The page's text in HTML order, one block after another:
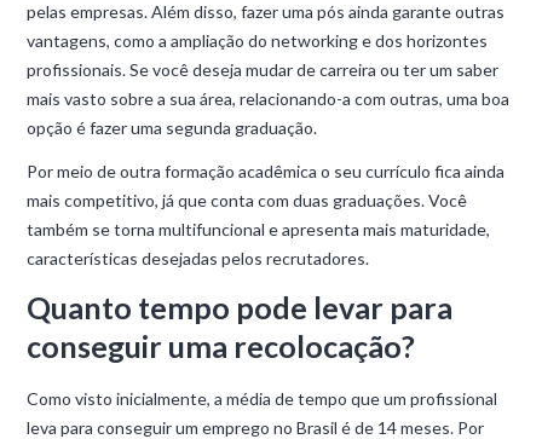
pelas empresas. Além disso, fazer uma pós ainda garante outras
vantagens, como a ampliação do networking e dos horizontes
profissionais. Se você deseja mudar de carreira ou ter um saber
mais vasto sobre a sua área, relacionando-a com outras, uma boa
opção é fazer uma segunda graduação.
Por meio de outra formação acadêmica o seu currículo fica ainda
mais competitivo, já que conta com duas graduações. Você
também se torna multifuncional e apresenta mais maturidade,
características desejadas pelos recrutadores.
Quanto tempo pode levar para
conseguir uma recolocação?
Como visto inicialmente, a média de tempo que um profissional
leva para conseguir um emprego no Brasil é de 14 meses. Por